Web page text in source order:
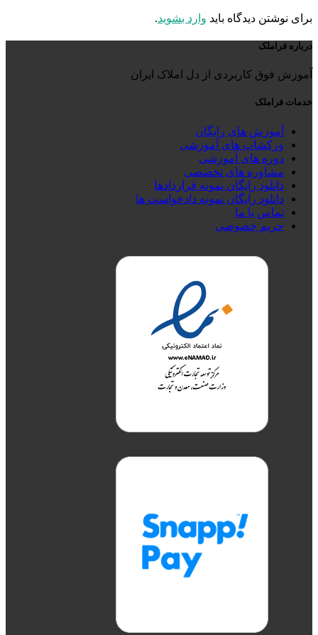
برای نوشتن دیدگاه باید وارد بشوید.
درباره فراملک
آموزش فوق کاربردی از دل املاک ایران
خدمات فراملک
آموزش های رایگان
ورکشاپ های آموزشی
دوره های آموزشی
مشاوره های تخصصی
دانلود رایگان نمونه قراردادها
دانلود رایگان نمونه دادخواست ها
تماس با ما
حریم خصوصی